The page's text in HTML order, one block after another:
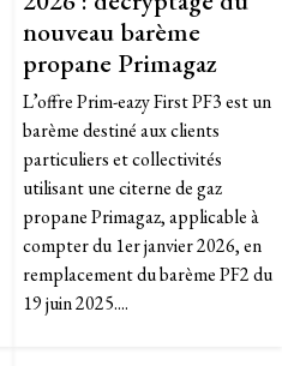
nouveau barème
propane Primagaz
L’offre Prim-eazy First PF3 est un
barème destiné aux clients
particuliers et collectivités
utilisant une citerne de gaz
propane Primagaz, applicable à
compter du 1er janvier 2026, en
remplacement du barème PF2 du
19 juin 2025....